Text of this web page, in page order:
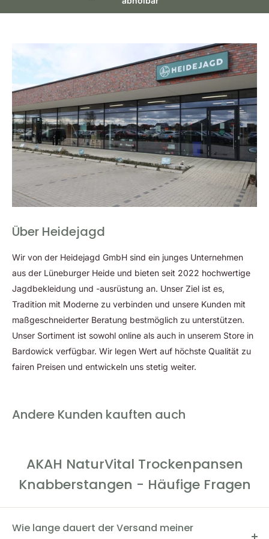
Natürlich und ohne Zusätze
Im Gegensatz zu vielen anderen Hundesnacks sind AKAH
NaturVital Trockenpansen Knabberstangen zu 100% natürlich
und enthalten keinerlei künstliche Zusätze oder
Konservierungsmittel. So können Sie sicher sein, dass Ihr
Hund eine gesunde Belohnung erhält, die seinem Körper gut
tut.
Perfekte Größe für mittelgroße bis große
Hunde
Die Knabberstangen haben eine perfekte Größe für
Hohe Akzeptanz und Verträglichkeit
AKAH NaturVital Trockenpansen Knabberstangen haben eine
hohe Akzeptanz und Verträglichkeit bei Hunden. Sie sind
werden. Analytische Bestandteile: Rohprotein: 63,5%
250g Beutel
Über Heidejagd
Wir von der Heidejagd GmbH sind ein junges Unternehmen
aus der Lüneburger Heide und bieten seit 2022 hochwertige
Jagdbekleidung und -ausrüstung an. Unser Ziel ist es,
Tradition mit Moderne zu verbinden und unsere Kunden mit
maßgeschneiderter Beratung bestmöglich zu unterstützen.
Unser Sortiment ist sowohl online als auch in unserem Store in
Bardowick verfügbar. Wir legen Wert auf höchste Qualität zu
fairen Preisen und entwickeln uns stetig weiter.
Andere Kunden kauften auch
AKAH NaturVital Trockenpansen
Knabberstangen - Häufige Fragen
Wie lange dauert der Versand meiner